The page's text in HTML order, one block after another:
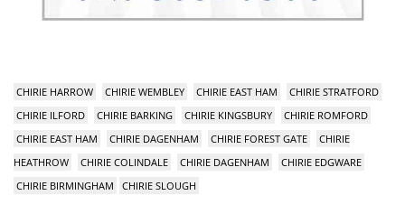
CHIRIE HARROW CHIRIE WEMBLEY CHIRIE EAST HAM
CHIRIE STRATFORD
CHIRIE ILFORD
CHIRIE BARKING CHIRIE KINGSBURY
CHIRIE ROMFORD
CHIRIE EAST HAM
CHIRIE DAGENHAM CHIRIE FOREST GATE
CHIRIE
HEATHROW
CHIRIE COLINDALE CHIRIE DAGENHAM
CHIRIE EDGWARE
CHIRIE BIRMINGHAM
CHIRIE SLOUGH